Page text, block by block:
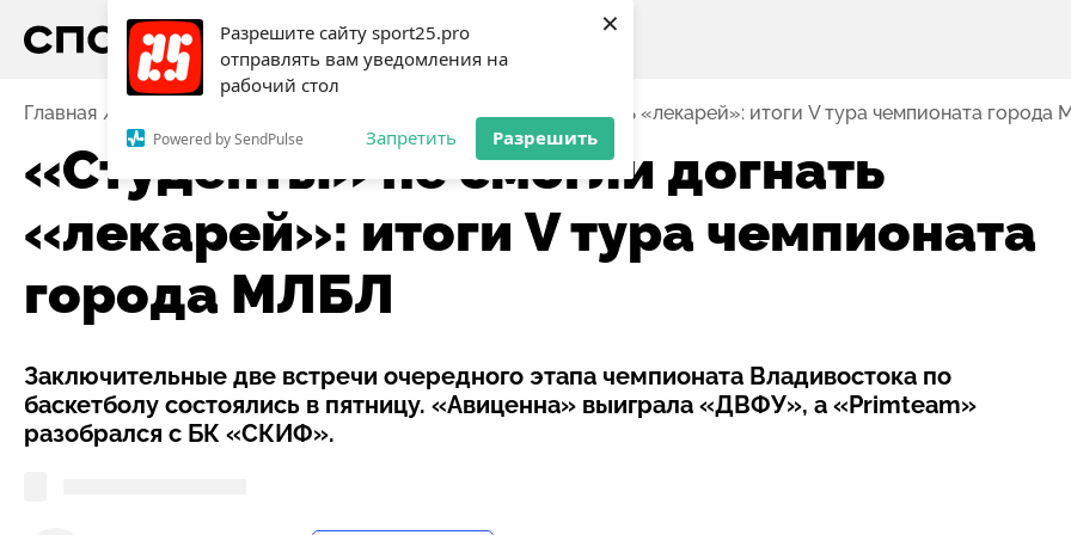
Разрешите сайту sport25.pro
отправлять вам уведомления на
рабочий стол
Powered by SendPulse Запретить Разрешить
×
Главная «Студенты» не смогли догнать «лекарей»: итоги V тура чемпионата
«Студенты» не смогли догнать
«лекарей»: итоги V тура чемпионата
города МЛБЛ
Заключительные две встречи очередного этапа чемпионата Владивостока по
баскетболу состоялись в пятницу. «Авиценна» выиграла «ДВФУ», а «Primteam»
разобрался с БК «СКИФ».